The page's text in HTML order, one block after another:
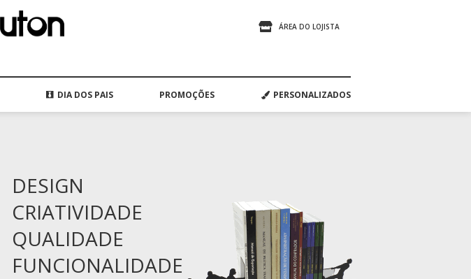
ÁREA DO LOJISTA
DIA DOS PAIS PROMOÇÕES PERSONALIZADOS
DESIGN
CRIATIVIDADE
QUALIDADE
FUNCIONALIDADE